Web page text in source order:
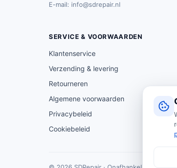
E-mail: info@sdrepair.nl
SERVICE & VOORWAARDEN
Klantenservice
Verzending & levering
Retourneren
Algemene voorwaarden
Privacybeleid
Cookiebeleid